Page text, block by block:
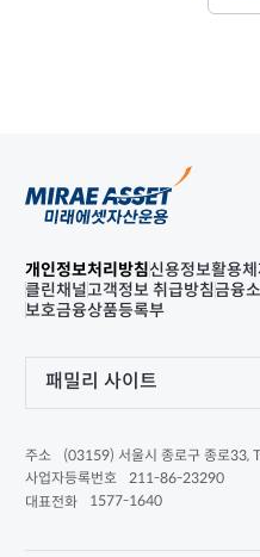
개인정보처리방침신용정보활용체
클린채널고객정보 취급방침금융
보호금융상품등록부
패밀리 사이트
주소
(03159) 서울시 종로구 종로33,
사업자등록번호
211-86-23290
대표전화
1577-1640